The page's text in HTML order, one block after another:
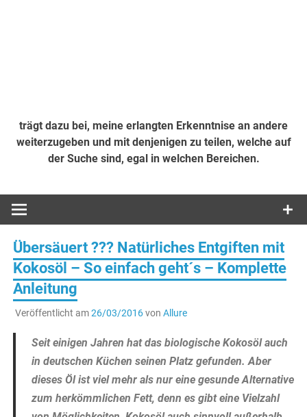
trägt dazu bei, meine erlangten Erkenntnise an andere
weiterzugeben und mit denjenigen zu teilen, welche auf
der Suche sind, egal in welchen Bereichen.
Übersäuert ??? Natürliches Entgiften mit
Kokosöl – So einfach geht´s – Komplette
Anleitung
Veröffentlicht am26/03/2016von Allure
Seit einigen Jahren hat das biologische Kokosöl auch
in deutschen Küchen seinen Platz gefunden. Aber
dieses Öl ist viel mehr als nur eine gesunde Alternative
zum herkömmlichen Fett, denn es gibt eine Vielzahl